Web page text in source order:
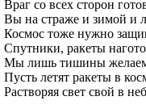
Враг со всех сторон
Вы на страже и зимой и
Космос тоже нужно
Спутники, ракеты
Мы лишь тишины
Пусть летят ракеты в
Растворяя свет свой в